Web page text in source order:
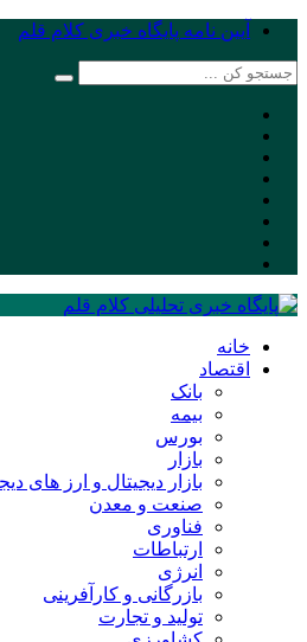
آیین نامه پایگاه خبری کلام قلم
خانه
اقتصاد
بانک
بیمه
بورس
بازار
بازار دیجیتال و ارز های
صنعت و معدن
فناوری
ارتباطات
انرژی
بازرگانی و کارآفرینی
تولید و تجارت